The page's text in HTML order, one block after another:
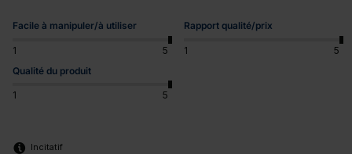
Facile à manipuler/à utiliser
1 5
Rapport qualité/prix
1
5
Qualité du produit
1 5
Incitatif